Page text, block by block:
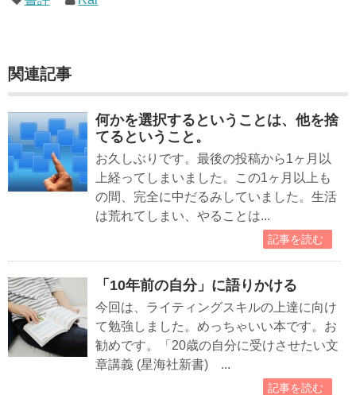
関連記事
何かを選択するということは、他を捨
てるということ。
お久しぶりです。最後の投稿から1ヶ月以
上経ってしまいました。この1ヶ月以上も
の間、完全に中だるみしていました。生活
は荒れてしまい、やることは...
記事を読む
「10年前の自分」に語りかける
今回は、ライティングスキルの上達に向け
て勉強しました。めっちゃいい本です。お
勧めです。「20歳の自分に受けさせたい文
章講義 (星海社新書) ...
記事を読む